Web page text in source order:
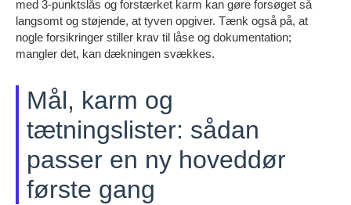
med 3-punktslås og forstærket karm kan gøre forsøget så
langsomt og støjende, at tyven opgiver. Tænk også på, at
nogle forsikringer stiller krav til låse og dokumentation;
mangler det, kan dækningen svækkes.
Mål, karm og
tætningslister: sådan
passer en ny hoveddør
første gang